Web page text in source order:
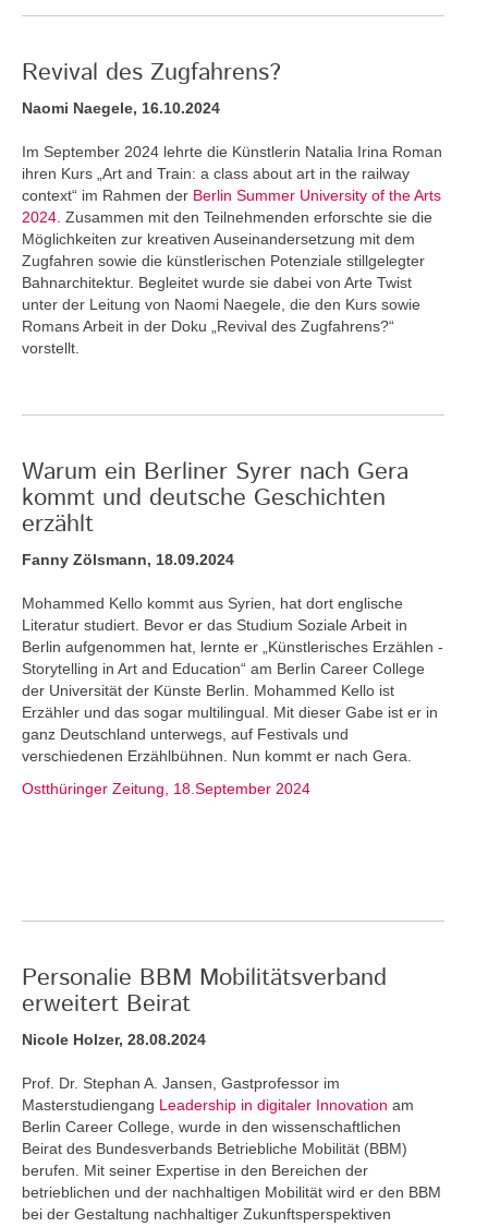
Revival des Zugfahrens?
Naomi Naegele, 16.10.2024
Im September 2024 lehrte die Künstlerin Natalia Irina Roman
ihren Kurs „Art and Train: a class about art in the railway
context“ im Rahmen der Berlin Summer University of the Arts
2024 . Zusammen mit den Teilnehmenden erforschte sie die
Möglichkeiten zur kreativen Auseinandersetzung mit dem
Zugfahren sowie die künstlerischen Potenziale stillgelegter
Bahnarchitektur. Begleitet wurde sie dabei von Arte Twist
unter der Leitung von Naomi Naegele, die den Kurs sowie
Romans Arbeit in der Doku „Revival des Zugfahrens?“
vorstellt.
Warum ein Berliner Syrer nach Gera
kommt und deutsche Geschichten
erzählt
Fanny Zölsmann, 18.09.2024
Mohammed Kello kommt aus Syrien, hat dort englische
Literatur studiert. Bevor er das Studium Soziale Arbeit in
Berlin aufgenommen hat, lernte er „Künstlerisches Erzählen -
Storytelling in Art and Education“ am Berlin Career College
der Universität der Künste Berlin. Mohammed Kello ist
Erzähler und das sogar multilingual. Mit dieser Gabe ist er in
ganz Deutschland unterwegs, auf Festivals und
verschiedenen Erzählbühnen. Nun kommt er nach Gera.
Ostthüringer Zeitung, 18.September 2024
Personalie BBM Mobilitätsverband
erweitert Beirat
Nicole Holzer, 28.08.2024
Prof. Dr. Stephan A. Jansen, Gastprofessor im
Masterstudiengang Leadership in digitaler Innovation am
Berlin Career College, wurde in den wissenschaftlichen
Beirat des Bundesverbands Betriebliche Mobilität (BBM)
berufen. Mit seiner Expertise in den Bereichen der
betrieblichen und der nachhaltigen Mobilität wird er den BBM
bei der Gestaltung nachhaltiger Zukunftsperspektiven